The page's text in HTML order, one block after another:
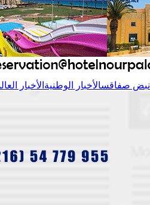
نبض صفاقسالأخبار الوطنية الأخبار